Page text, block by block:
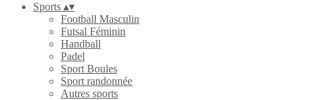
Sports ▴▾
Football Masculin
Futsal Féminin
Handball
Padel
Sport Boules
Sport randonnée
Autres sports